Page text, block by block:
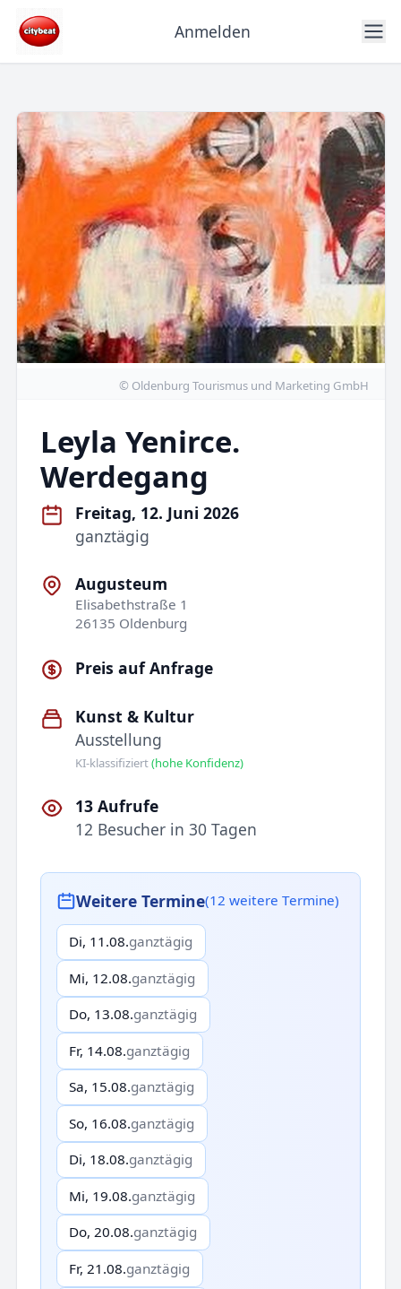
Anmelden
© Oldenburg Tourismus und Marketing GmbH
Leyla Yenirce.
Werdegang
Freitag, 12. Juni 2026
ganztägig
Augusteum
Elisabethstraße 1
26135 Oldenburg
Preis auf Anfrage
Kunst & Kultur
Ausstellung
KI-klassifiziert(hohe Konfidenz)
13 Aufrufe
12 Besucher in 30 Tagen
Weitere Termine(12 weitere Termine)
Di, 11.08.ganztägig
Mi, 12.08.ganztägig
Do, 13.08.ganztägig
Fr, 14.08.ganztägig
Sa, 15.08.ganztägig
So, 16.08.ganztägig
Di, 18.08.ganztägig
Mi, 19.08.ganztägig
Do, 20.08.ganztägig
Fr, 21.08.ganztägig